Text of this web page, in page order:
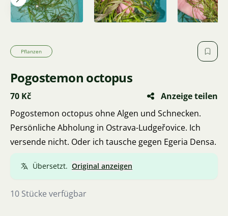
Pflanzen
Pogostemon octopus
70 Kč
Anzeige teilen
Pogostemon octopus ohne Algen und Schnecken.
Persönliche Abholung in Ostrava-Ludgeřovice. Ich
versende nicht. Oder ich tausche gegen Egeria Densa.
Übersetzt. Original anzeigen
10 Stücke verfügbar